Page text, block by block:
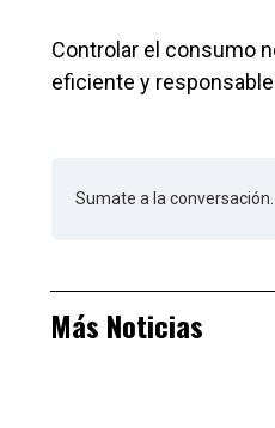
Controlar el consumo
eficiente y
Sumate a la conversación.
Más Noticias